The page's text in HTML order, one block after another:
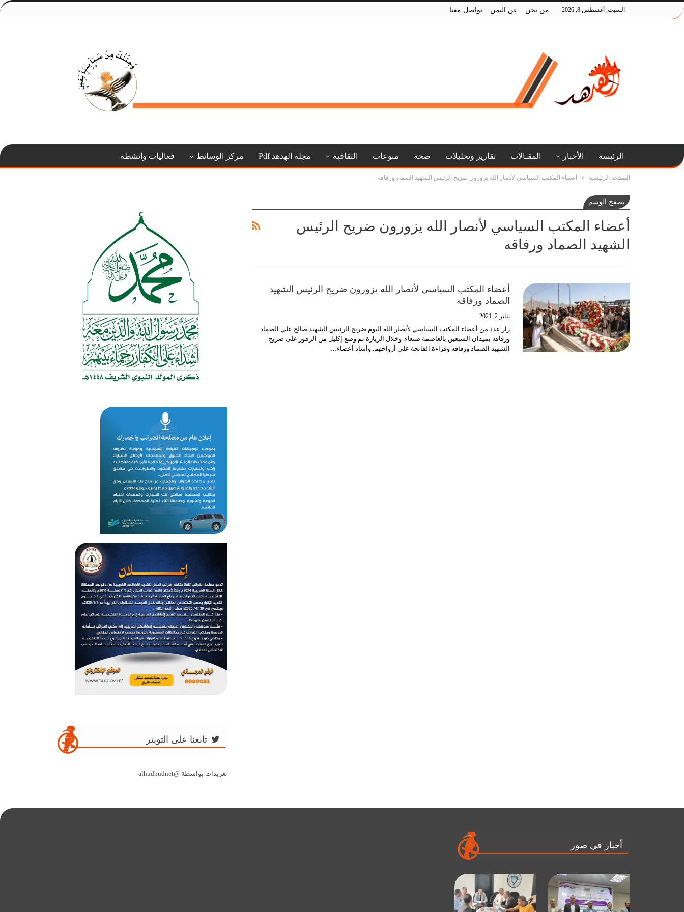
السبت, أغسطس 8, 2026 من نحن عن اليمن تواصل معنا
الرئيسة الأخبار المقـالات تقارير وتحليلات صحة منوعات الثقافية مجلة الهدهد Pdf مركز الوسائط فعاليات وانشطة
الصفحة الرئيسية أعضاء المكتب السياسي لأنصار الله يزورون ضريح الرئيس الشهيد الصماد ورفاقه
تصفح الوسم
أعضاء المكتب السياسي لأنصار الله يزورون ضريح الرئيس
الشهيد الصماد ورفاقه
أعضاء المكتب السياسي لأنصار الله يزورون ضريح الرئيس الشهيد
الصماد ورفاقه
يناير 2, 2021
زار عدد من أعضاء المكتب السياسي لأنصار الله اليوم ضريح الرئيس الشهيد صالح علي الصماد
ورفاقه بميدان السبعين بالعاصمة صنعاء. وخلال الزيارة تم وضع إكليل من الزهور على ضريح
الشهيد الصماد ورفاقه وقراءة الفاتحة على أرواحهم. وأشاد أعضاء…
تابعنا على التويتر
تغريدات بواسطة @alhudhudnet
أخبار في صور